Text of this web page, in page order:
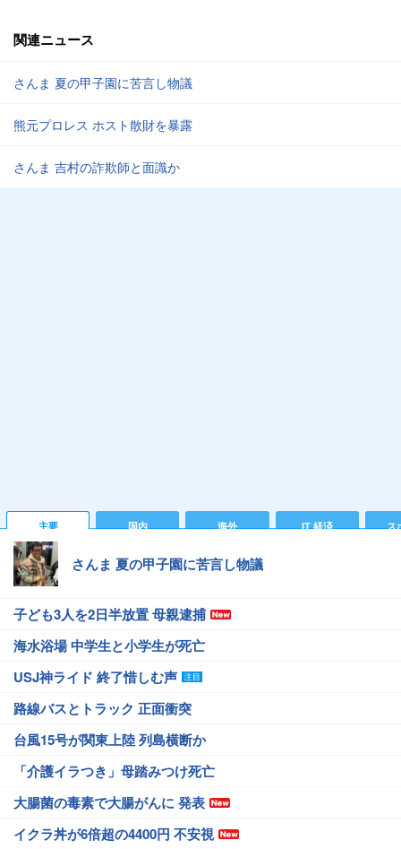
関連ニュース
さんま 夏の甲子園に苦言し物議
熊元プロレス ホスト散財を暴露
さんま 吉村の詐欺師と面識か
主要 国内 海外 IT 経済 ス
さんま 夏の甲子園に苦言し物議
子ども3人を2日半放置 母親逮捕
海水浴場 中学生と小学生が死亡
USJ神ライド 終了惜しむ声
路線バスとトラック 正面衝突
台風15号が関東上陸 列島横断か
「介護イラつき」母踏みつけ死亡
大腸菌の毒素で大腸がんに 発表
イクラ丼が6倍超の4400円 不安視